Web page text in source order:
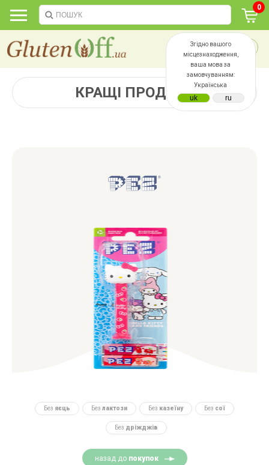
Згідно вашого
місцезнаходження,
ваша мова за
замовчуванням:
Українська
0
КРАЩІ ПРОДАЖІ
Без яєць Без лактози Без казеїну Без сої
Без дріжджів
назад до покупок